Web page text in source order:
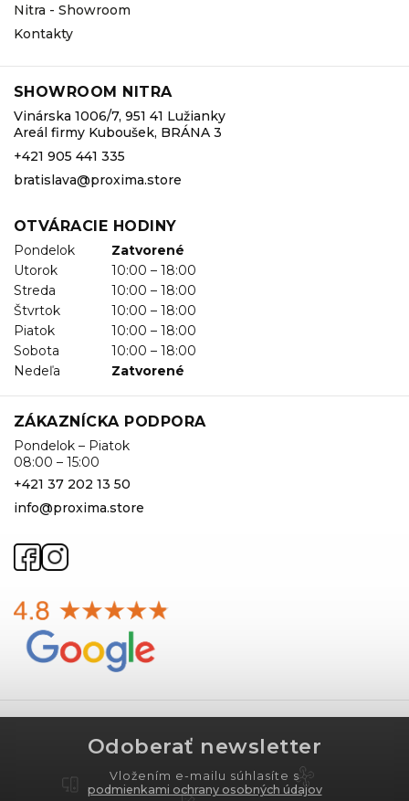
Nitra - Showroom
Kontakty
SHOWROOM NITRA
Vinárska 1006/7, 951 41 Lužianky
Areál firmy Kuboušek, BRÁNA 3
+421 905 441 335
bratislava@proxima.store
OTVÁRACIE HODINY
Pondelok
Zatvorené
Utorok
10:00 – 18:00
Streda
10:00 – 18:00
Štvrtok
10:00 – 18:00
Piatok
10:00 – 18:00
Sobota
10:00 – 18:00
Nedeľa
Zatvorené
ZÁKAZNÍCKA PODPORA
Pondelok – Piatok
08:00 – 15:00
+421 37 202 13 50
info@proxima.store
Odoberať newsletter
Vložením e-mailu súhlasíte s
podmienkami ochrany osobných údajov